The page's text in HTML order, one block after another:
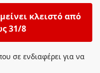
κλειστό από
31/8
σε ενδιαφέρει για να